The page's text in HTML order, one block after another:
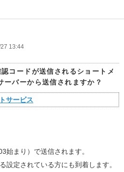
13:44
コードが送信されるショートメ
ーバーから送信されますか？
サービス
始まり）で送信されます。
設定されている方にも到着します。